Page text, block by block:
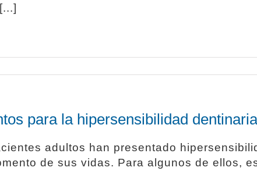
para la hipersensibilidad dentinaria
adultos han presentado
de sus vidas. Para algunos de ellos,